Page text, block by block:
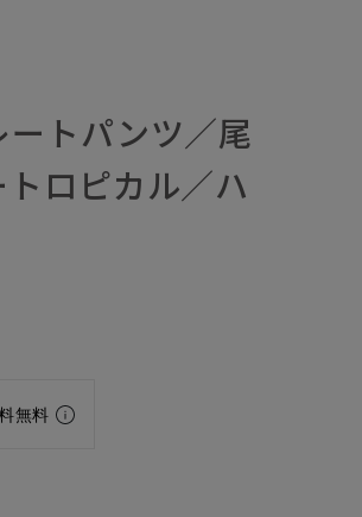
トパンツ／尾
ロピカル／ハ
無料